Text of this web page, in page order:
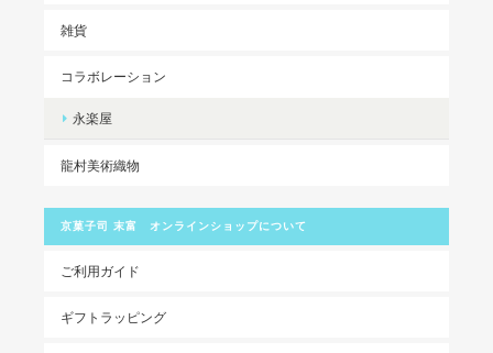
雑貨
コラボレーション
永楽屋
龍村美術織物
京菓子司 末富 オンラインショップについて
ご利用ガイド
ギフトラッピング